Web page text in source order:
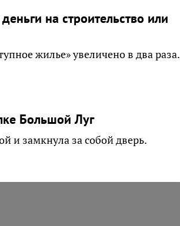
на строительство или
жилье» увеличено в два раза.
Большой Луг
и замкнула за собой дверь.